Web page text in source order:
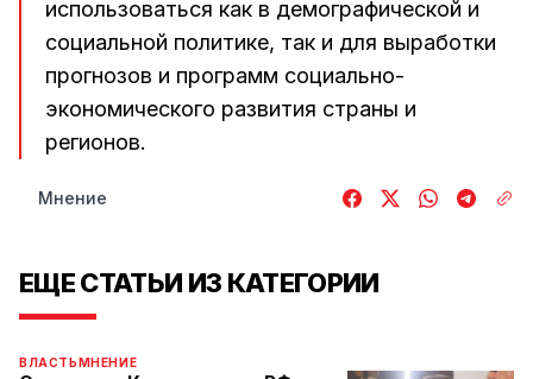
использоваться как в демографической и
социальной политике, так и для выработки
прогнозов и программ социально-
экономического развития страны и
регионов.
Мнение
ЕЩЕ СТАТЬИ ИЗ КАТЕГОРИИ
ВЛАСТЬМНЕНИЕ